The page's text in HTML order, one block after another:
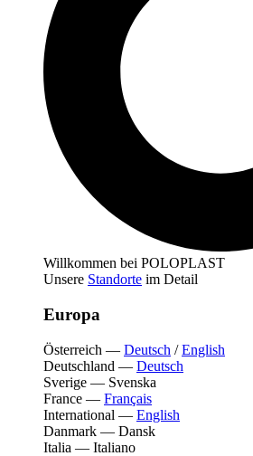
Willkommen bei POLOPLAST
Unsere Standorte im Detail
Europa
Österreich — Deutsch /English
Deutschland — Deutsch
Sverige — Svenska
France — Français
International — English
Danmark — Dansk
Italia — Italiano